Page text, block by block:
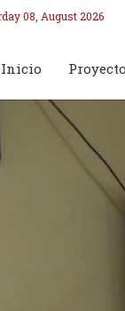
08, August 2026
Inicio Proyecto